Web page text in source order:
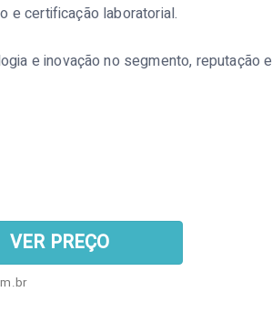
e certificação laboratorial.
e inovação no segmento, reputação e
VER PREÇO